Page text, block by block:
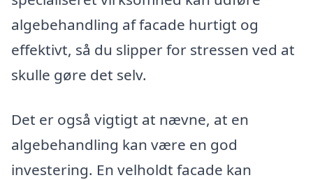
algebehandling af facade hurtigt og
effektivt, så du slipper for stressen ved at
skulle gøre det selv.
Det er også vigtigt at nævne, at en
algebehandling kan være en god
investering. En velholdt facade kan